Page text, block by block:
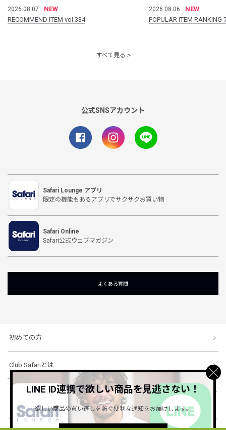
2026.08.07
NEW
RECOMMEND ITEM vol.334
2026.08.06
NEW
POPULAR ITEM
すべて見る
公式SNSアカウント
Safari Lounge アプリ
限定の機能もあるアプリでサクサクお買い物
Safari Online
Safari公式ウェブマガジン
よくある質問
初めての方
Club Safariとは
ショッピングガイド
会社概要・規約
LINE ID連携で欲しい商品を見逃さない！
欲しい商品の買い逃しを防ぐ便利な通知をお届けします。